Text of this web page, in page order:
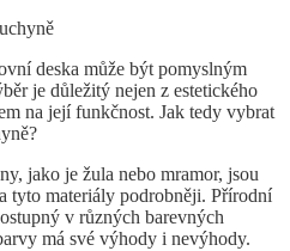
deska může být pomyslným
je důležitý nejen z estetického
na její funkčnost. Jak tedy vybrat
jako je žula nebo mramor, jsou
tyto materiály podrobněji. Přírodní
v různých barevných
má své výhody i nevýhody.